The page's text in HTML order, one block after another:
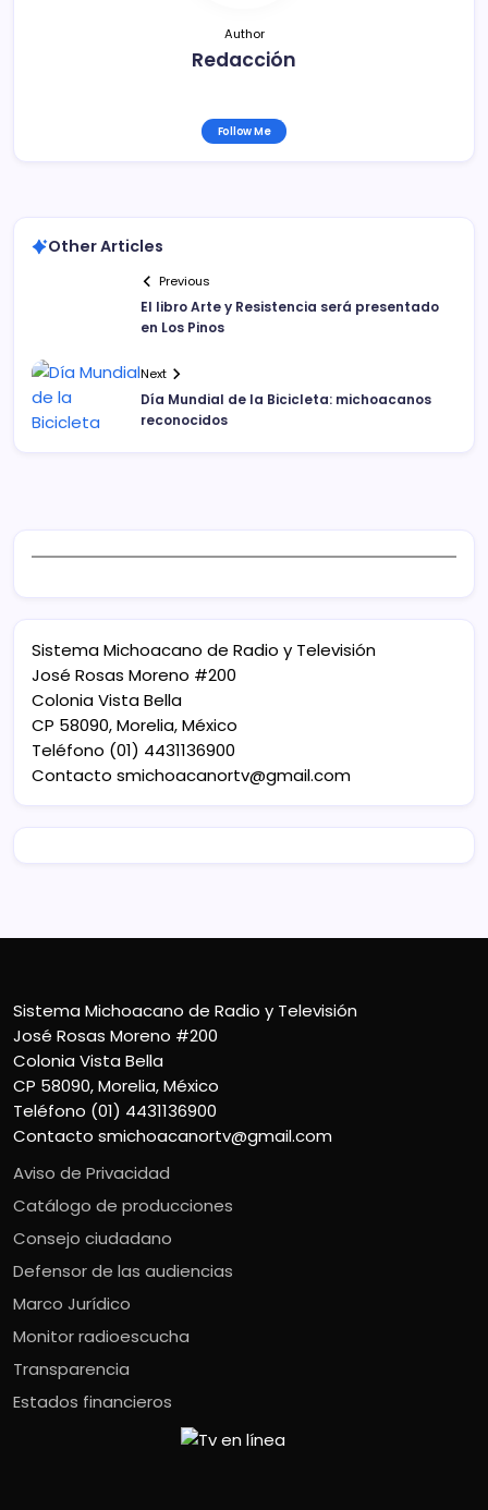
Author
Redacción
Follow Me
Other Articles
Previous
El libro Arte y Resistencia será presentado
en Los Pinos
Next
Día Mundial de la Bicicleta: michoacanos
reconocidos
Sistema Michoacano de Radio y Televisión
José Rosas Moreno #200
Colonia Vista Bella
CP 58090, Morelia, México
Teléfono (01) 4431136900
Contacto smichoacanortv@gmail.com
Sistema Michoacano de Radio y Televisión
José Rosas Moreno #200
Colonia Vista Bella
CP 58090, Morelia, México
Teléfono (01) 4431136900
Contacto smichoacanortv@gmail.com
Aviso de Privacidad
Catálogo de producciones
Consejo ciudadano
Defensor de las audiencias
Marco Jurídico
Monitor radioescucha
Transparencia
Estados financieros